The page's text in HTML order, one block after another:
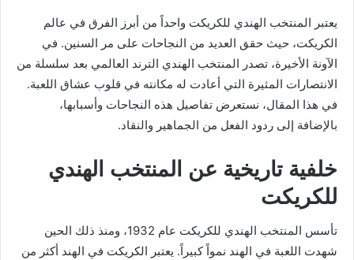
يعتبر المنتخب الهندي للكريكت واحداً من أبرز الفرق في عالم
الكريكت، حيث حقق العديد من النجاحات على مر السنين. في
الآونة الأخيرة، تصدر المنتخب الهندي الترند العالمي بعد سلسلة من
الانتصارات المثيرة التي أعادت له مكانته في قلوب عشاق اللعبة.
في هذا المقال، نستعرض تفاصيل هذه النجاحات وأسبابها،
بالإضافة إلى ردود الفعل من الجماهير والنقاد.
خلفية تاريخية عن المنتخب الهندي
للكريكت
تأسس المنتخب الهندي للكريكت عام 1932، ومنذ ذلك الحين
شهدت اللعبة في الهند نمواً كبيراً. يعتبر الكريكت في الهند أكثر من